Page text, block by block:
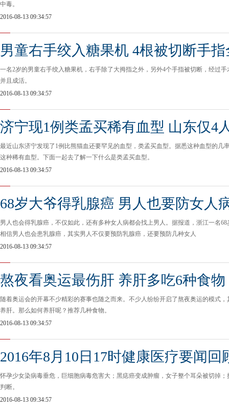
中毒。
2016-08-13 09:34:57
男童右手绞入糖果机 4根被切断手
一名2岁的男童右手绞入糖果机，右手除了大拇指之外，另外4个手指被切断，经过
并且成活。
2016-08-13 09:34:57
济宁现1例类孟买稀有血型 山东仅4
最近山东济宁发现了1例比熊猫血还要罕见的血型，类孟买血型。据悉这种血型的几
这种稀有血型。下面一起去了解一下什么是类孟买血型。
2016-08-13 09:34:57
68岁大爷得乳腺癌 男人也要防女人
男人也会得乳腺癌，不仅如此，还有多种女人病都会找上男人。据报道，浙江一名
相信男人也会患乳腺癌，其实男人不仅要预防乳腺癌，还要预防几种女人
2016-08-13 09:34:57
熬夜看奥运最伤肝 养肝多吃6种食物
随着奥运会的开幕不少精彩的赛事也随之而来。不少人纷纷开启了熬夜奥运的模式
养肝。那么如何养肝呢？推荐几种食物。
2016-08-13 09:34:57
2016年8月10日17时健康医疗要闻回
怀孕少女染病毒垂危，巨细胞病毒危害大；黑痣癌变成肿瘤，女子整个耳朵被切掉
判断。
2016-08-13 09:34:57